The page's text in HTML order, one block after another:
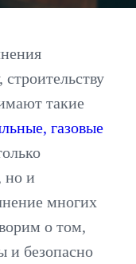
такие
газовые
но и
многих
о том,
и безопасно